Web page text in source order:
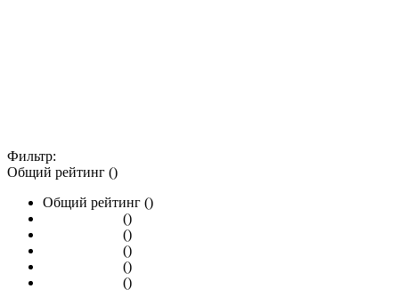
Фильтр:
Общий рейтинг ()
Общий рейтинг ()
()
()
()
()
()